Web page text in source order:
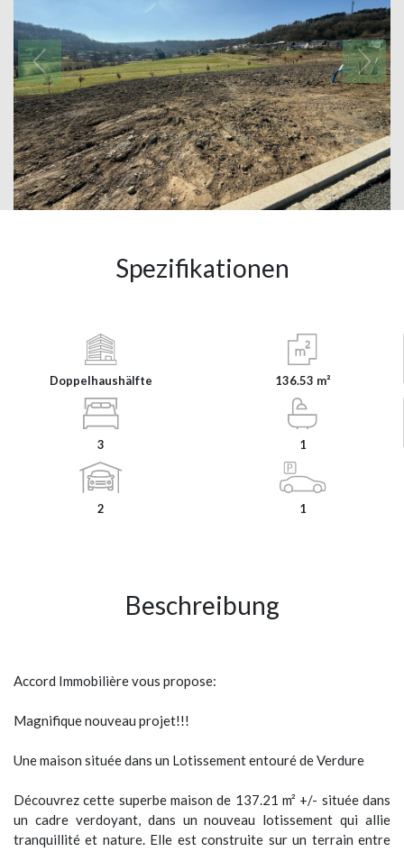
Spezifikationen
Doppelhaushälfte 136.53 m²
3 1
2 1
Beschreibung
Accord Immobilière vous propose:
Magnifique nouveau projet!!!
Une maison située dans un Lotissement entouré de Verdure
Découvrez cette superbe maison de 137.21 m² +/- située dans
un cadre verdoyant, dans un nouveau lotissement qui allie
tranquillité et nature. Elle est construite sur un terrain entre